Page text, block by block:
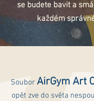
se budete bavit a
každém
Soubor AirGym Art
opět zve do světa